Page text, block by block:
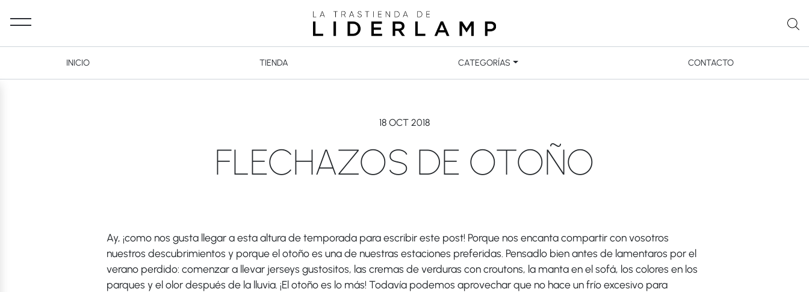
Desktop Navigation
INICIO TIENDA CATEGORÍAS CONTACTO
18 OCT 2018
FLECHAZOS DE OTOÑO
Ay, ¡como nos gusta llegar a esta altura de temporada para escribir este post! Porque nos encanta compartir con vosotros
nuestros descubrimientos y porque el otoño es una de nuestras estaciones preferidas. Pensadlo bien antes de lamentaros por el
verano perdido: comenzar a llevar jerseys gustositos, las cremas de verduras con croutons, la manta en el sofá, los colores en los
parques y el olor después de la lluvia. ¡El otoño es lo más! Todavía podemos aprovechar que no hace un frío excesivo para